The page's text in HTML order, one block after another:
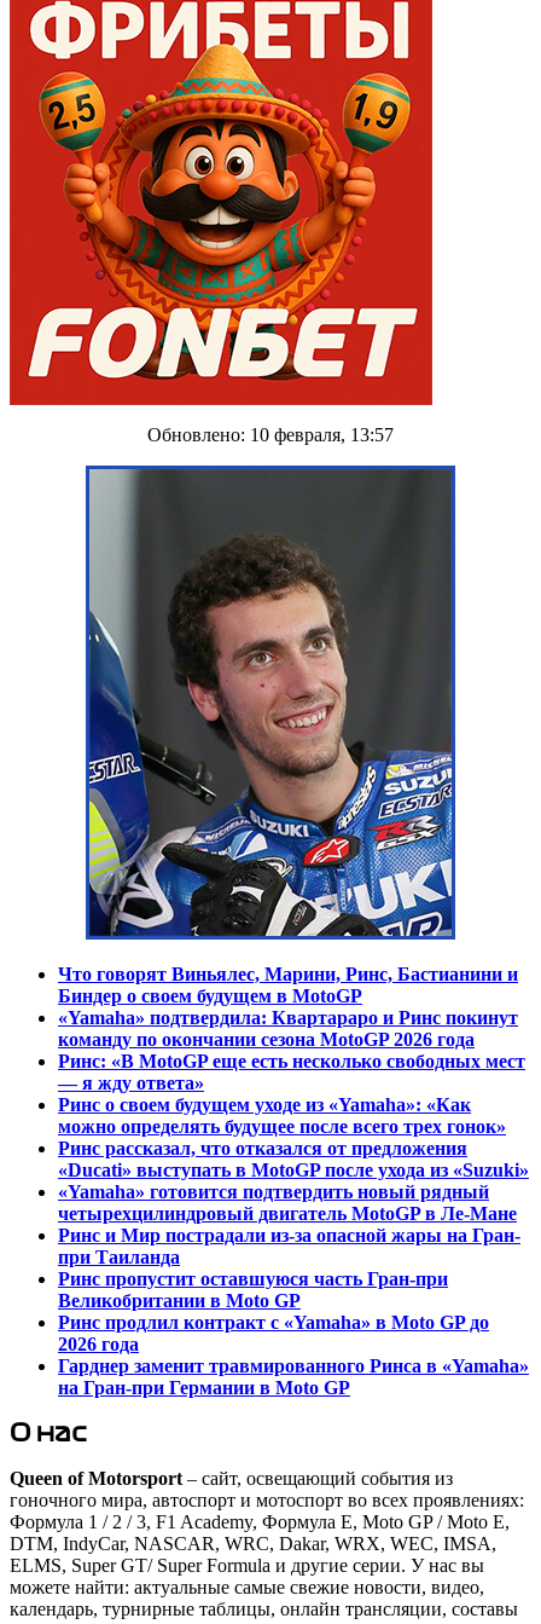
Обновлено: 10 февраля, 13:57
Что говорят Виньялес, Марини, Ринс, Бастианини и
Биндер о своем будущем в MotoGP
«Yamaha» подтвердила: Квартараро и Ринс покинут
команду по окончании сезона MotoGP 2026 года
Ринс: «В MotoGP еще есть несколько свободных мест
— я жду ответа»
Ринс о своем будущем уходе из «Yamaha»: «Как
можно определять будущее после всего трех гонок»
Ринс рассказал, что отказался от предложения
«Ducati» выступать в MotoGP после ухода из «Suzuki»
«Yamaha» готовится подтвердить новый рядный
четырехцилиндровый двигатель MotoGP в Ле-Мане
Ринс и Мир пострадали из-за опасной жары на Гран-
при Таиланда
Ринс пропустит оставшуюся часть Гран-при
Великобритании в Moto GP
Ринс продлил контракт с «Yamaha» в Moto GP до
2026 года
Гарднер заменит травмированного Ринса в «Yamaha»
на Гран-при Германии в Moto GP
О нас
Queen of Motorsport – сайт, освещающий события из
гоночного мира, автоспорт и мотоспорт во всех проявлениях:
Формула 1 / 2 / 3, F1 Academy, Формула Е, Moto GP / Moto E,
DTM, IndyCar, NASCAR, WRC, Dakar, WRX, WEC, IMSA,
ELMS, Super GT/ Super Formula и другие серии. У нас вы
можете найти: актуальные самые свежие новости, видео,
календарь, турнирные таблицы, онлайн трансляции, составы